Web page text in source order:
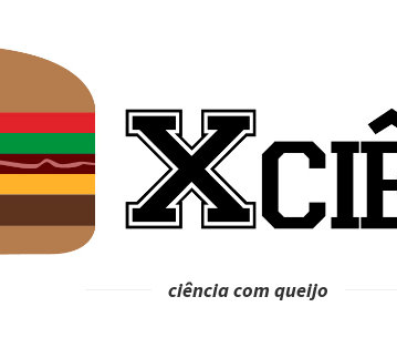
ciência com queijo